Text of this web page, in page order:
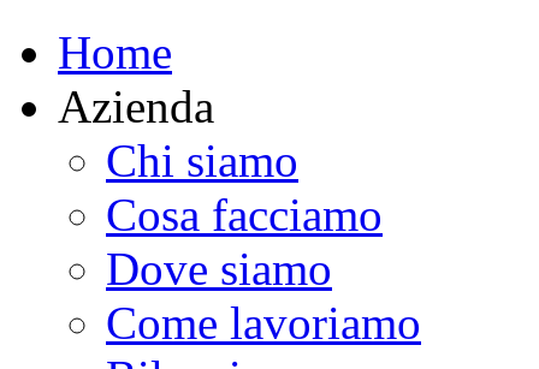
Home
Azienda
Chi siamo
Cosa facciamo
Dove siamo
Come lavoriamo